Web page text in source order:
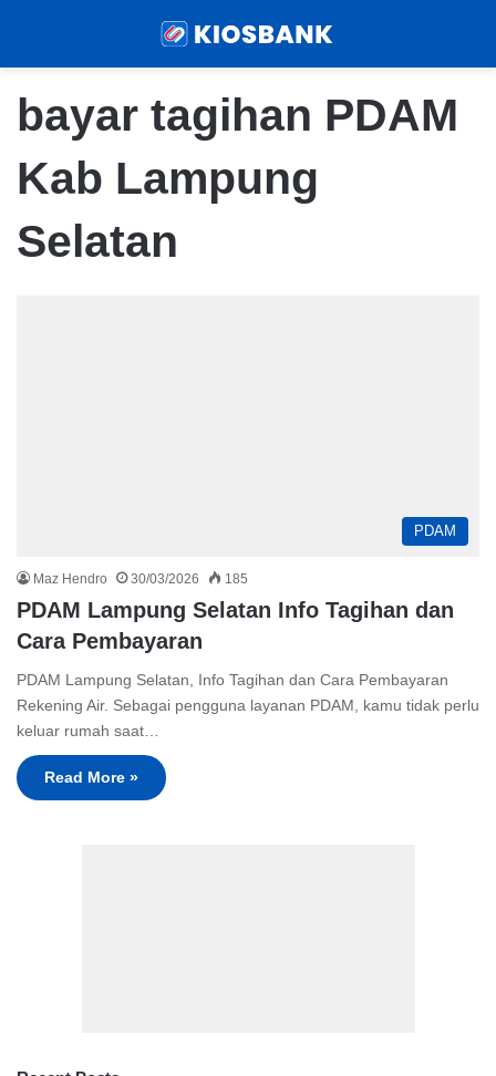
bayar tagihan PDAM
Kab Lampung
Selatan
PDAM
Maz Hendro 30/03/2026 185
PDAM Lampung Selatan Info Tagihan dan
Cara Pembayaran
PDAM Lampung Selatan, Info Tagihan dan Cara Pembayaran
Rekening Air. Sebagai pengguna layanan PDAM, kamu tidak perlu
keluar rumah saat…
Read More »